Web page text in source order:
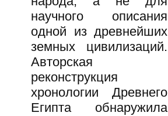
научного описания
одной из древнейших
земных цивилизаций.
Авторская
реконструкция
хронологии Древнего
Египта обнаружила